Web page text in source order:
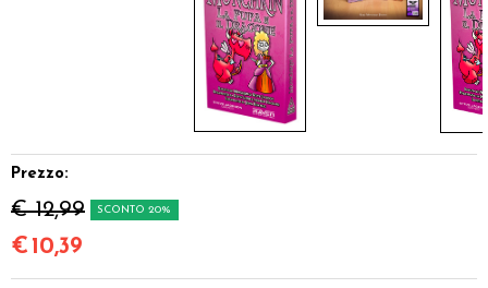
Prezzo:
€ 12,99 SCONTO 20%
€ 10,39